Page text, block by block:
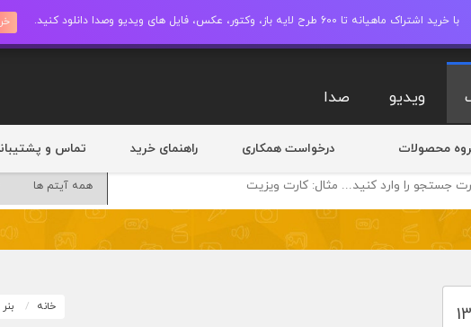
با خرید اشتراک ماهیانه تا 600 طرح لایه باز، وکتور، عکس، فایل های ویدیو وصدا دانلود کنید.
ویدیو صدا
محصولات درخواست همکاری راهنمای خرید تماس و
خانه